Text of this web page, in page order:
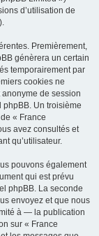
d’utilisation de
Premièrement,
génèrera un certain
temporairement par
cookies ne
de session
Un troisième
« France
avez consultés et
qu’utilisateur.
pouvons également
qui est prévu
phpBB. La seconde
envoyez et que nous
à — la publication
sur « France